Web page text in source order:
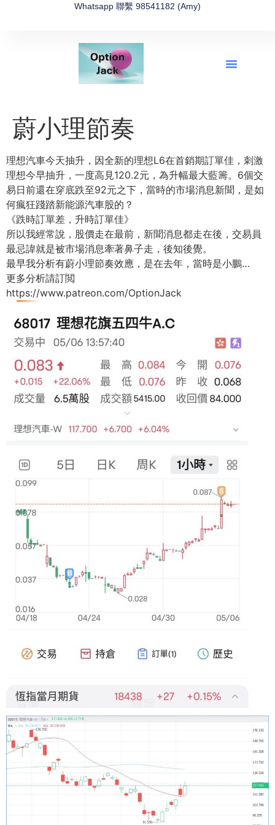
Whatsapp 聯繫 98541182 (Amy)
蔚小理節奏
理想汽車今天抽升，因全新的理想L6在首銷期訂單佳，刺激
理想今早抽升，一度高見120.2元，為升幅最大藍籌。6個交
易日前還在穿底跌至92元之下，當時的市場消息新聞，是如
何瘋狂踐踏新能源汽車股的？
《跌時訂單差，升時訂單佳》
所以我經常說，股價走在最前，新聞消息都走在後，交易員
最忌諱就是被市場消息牽著鼻子走，後知後覺。
最早我分析有蔚小理節奏效應，是在去年，當時是小鵬…
更多分析請訂閲
https://www.patreon.com/OptionJack